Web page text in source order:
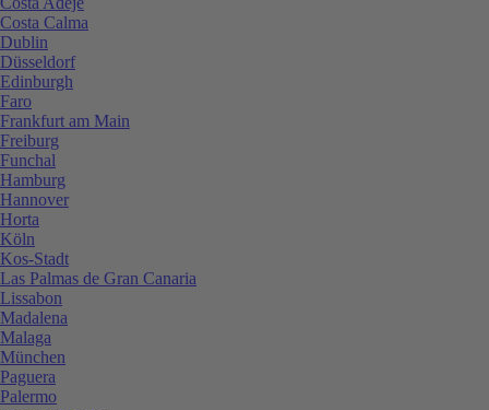
Costa Calma
Dublin
Düsseldorf
Edinburgh
Faro
Frankfurt am Main
Freiburg
Funchal
Hamburg
Hannover
Horta
Köln
Kos-Stadt
Las Palmas de Gran Canaria
Lissabon
Madalena
Malaga
München
Paguera
Palermo